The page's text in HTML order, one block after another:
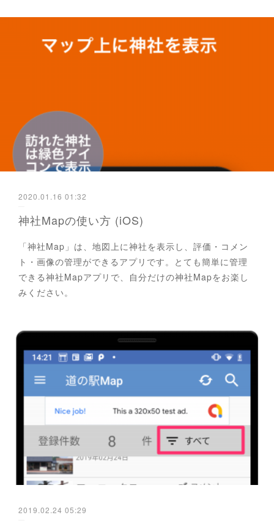
2020.01.16 01:32
神社Mapの使い方 (iOS)
「神社Map」は、地図上に神社を表示し、評価・コメン
ト・画像の管理ができるアプリです。とても簡単に管理
できる神社Mapアプリで、自分だけの神社Mapをお楽し
みください。
2019.02.24 05:29